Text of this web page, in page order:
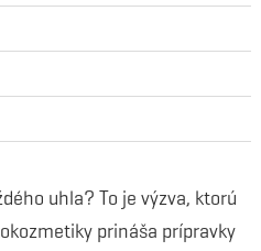
uhla? To je výzva, ktorú
prináša prípravky